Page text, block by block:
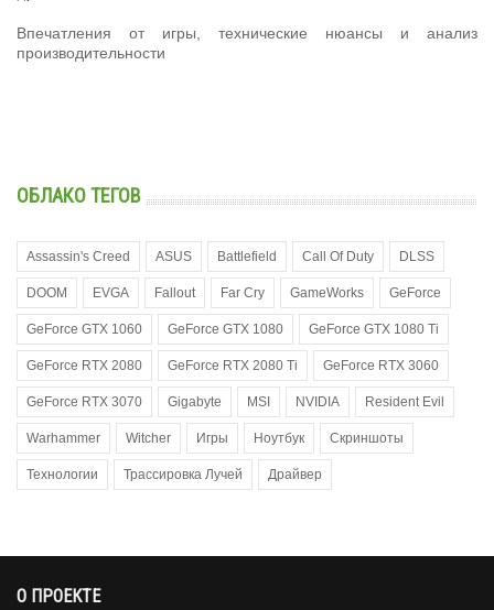
Впечатления от игры, технические нюансы и анализ
производительности
ОБЛАКО ТЕГОВ
Assassin's Creed ASUS Battlefield Call Of Duty DLSS
DOOM EVGA Fallout Far Cry GameWorks GeForce
GeForce GTX 1060 GeForce GTX 1080 GeForce GTX 1080 Ti
GeForce RTX 2080 GeForce RTX 2080 Ti GeForce RTX 3060
GeForce RTX 3070 Gigabyte MSI NVIDIA Resident Evil
Warhammer Witcher Игры Ноутбук Скриншоты
Технологии Трассировка Лучей Драйвер
О ПРОЕКТЕ